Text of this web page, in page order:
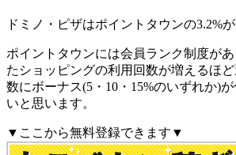
ドミノ・ピザはポイントタウンの3.2%
ポイントタウンには会員ランク制度が
たショッピングの利用回数が増えるほ
数にボーナス(5・10・15%のいずれか)
いと思います。
▼ここから無料登録できます▼